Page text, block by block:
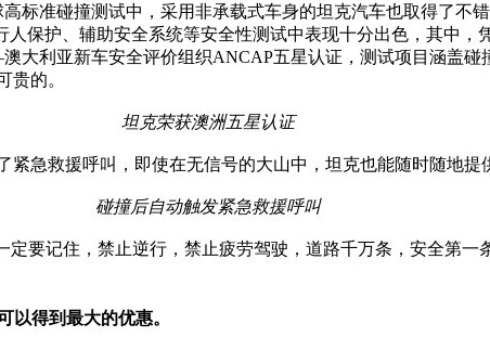
准碰撞测试中，采用非承载式车身的坦克汽车也取得了不
保护、辅助安全系统等安全性测试中表现十分出色，其中，
大利亚新车安全评价组织ANCAP五星认证，测试项目涵盖
贵的。
坦克荣获澳洲五星认证
急救援呼叫，即使在无信号的大山中，坦克也能随时随地提
碰撞后自动触发紧急救援呼叫
要记住，禁止逆行，禁止疲劳驾驶，道路千万条，安全第
以得到最大的优惠。